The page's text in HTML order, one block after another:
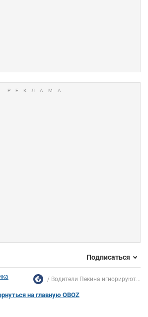
Подписаться
Водители Пекина игнорируют...
на главную OBOZ